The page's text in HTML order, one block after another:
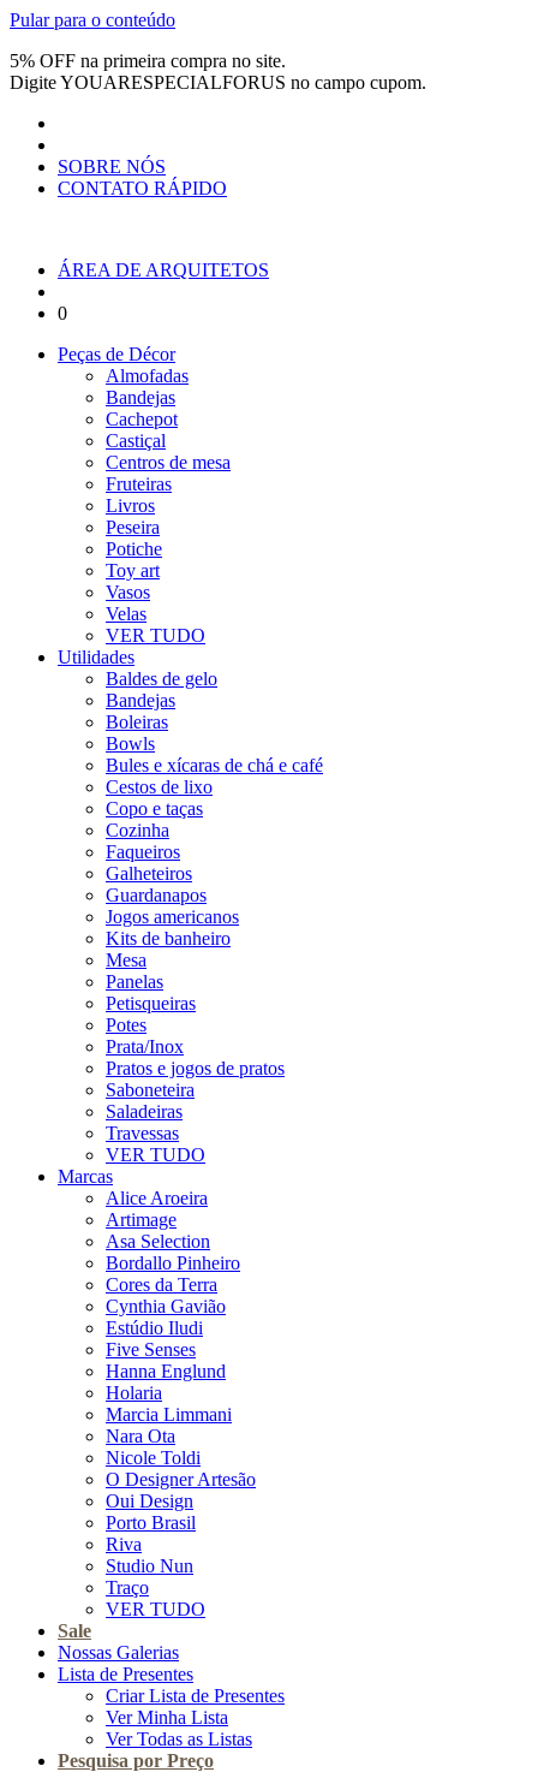
Pular para o conteúdo
5% OFF na primeira compra no site.
DigiteYOUARESPECIALFORUS no campo cupom.
SOBRE NÓS
CONTATO RÁPIDO
ÁREA DE ARQUITETOS
0
Peças de Décor
Almofadas
Bandejas
Cachepot
Castiçal
Centros de mesa
Fruteiras
Livros
Peseira
Potiche
Toy art
Vasos
Velas
VER TUDO
Utilidades
Baldes de gelo
Bandejas
Boleiras
Bowls
Bules e xícaras de chá e café
Cestos de lixo
Copo e taças
Cozinha
Faqueiros
Galheteiros
Guardanapos
Jogos americanos
Kits de banheiro
Mesa
Panelas
Petisqueiras
Potes
Prata/Inox
Pratos e jogos de pratos
Saboneteira
Saladeiras
Travessas
VER TUDO
Marcas
Alice Aroeira
Artimage
Asa Selection
Bordallo Pinheiro
Cores da Terra
Cynthia Gavião
Estúdio Iludi
Five Senses
Hanna Englund
Holaria
Marcia Limmani
Nara Ota
Nicole Toldi
O Designer Artesão
Oui Design
Porto Brasil
Riva
Studio Nun
Traço
VER TUDO
Sale
Nossas Galerias
Lista de Presentes
Criar Lista de Presentes
Ver Minha Lista
Ver Todas as Listas
Pesquisa por Preço